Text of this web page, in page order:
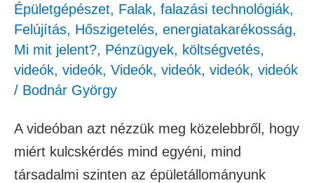
Épületgépészet, Falak, falazási technológiák,
Felújítás, Hőszigetelés, energiatakarékosság,
Mi mit jelent?, Pénzügyek, költségvetés,
videók, videók, Videók, videók, videók, videók
/ Bodnár György
A videóban azt nézzük meg közelebbről, hogy
miért kulcskérdés mind egyéni, mind
társadalmi szinten az épületállományunk